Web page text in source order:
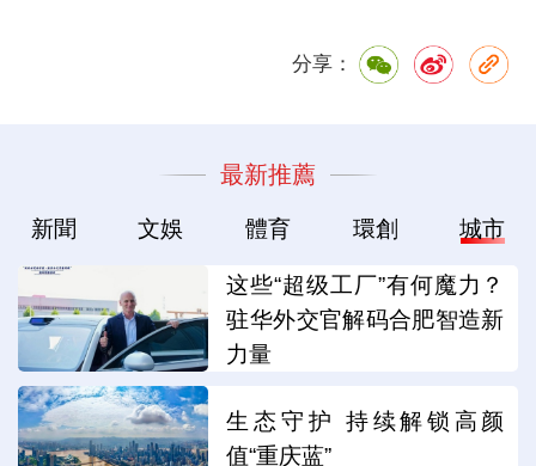
分享：
最新推薦
新聞 文娛 體育 環創 城市
这些“超级工厂”有何魔力？
驻华外交官解码合肥智造新
力量
生态守护 持续解锁高颜
值“重庆蓝”